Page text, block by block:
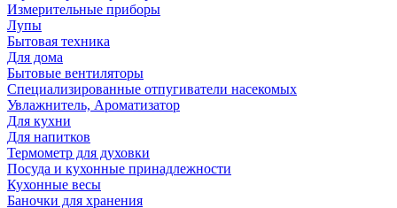
Измерительные приборы
Лупы
Бытовая техника
Для дома
Бытовые вентиляторы
Специализированные отпугиватели насекомых
Увлажнитель, Ароматизатор
Для кухни
Для напитков
Термометр для духовки
Посуда и кухонные принадлежности
Кухонные весы
Баночки для хранения